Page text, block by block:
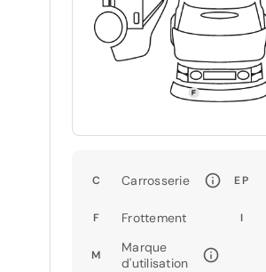
C Carrosserie EP
F Frottement I
M
Marque
d'utilisation